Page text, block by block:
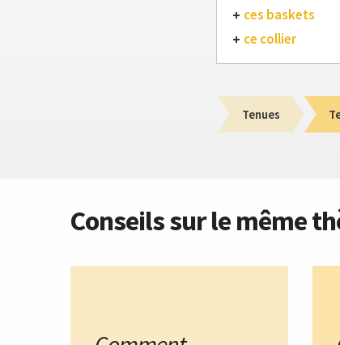
ces baskets
ce collier
Tenues
Conseils sur le même